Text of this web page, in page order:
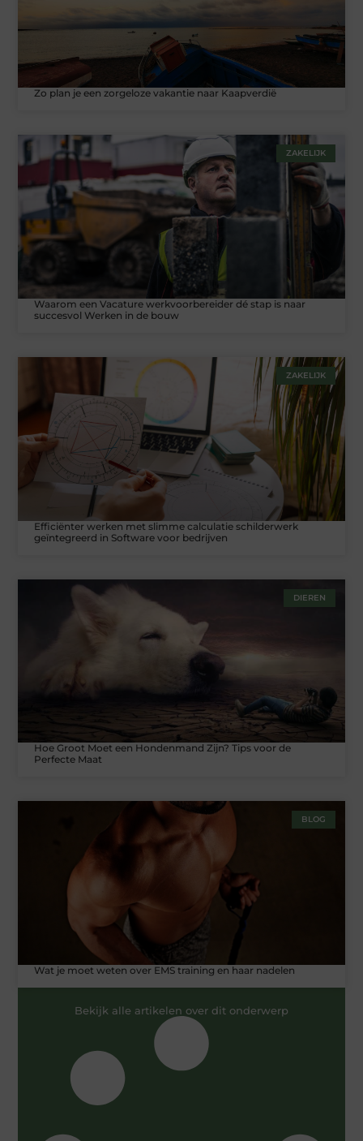
Zo plan je een zorgeloze vakantie naar Kaapverdië
ZAKELIJK
Waarom een Vacature werkvoorbereider dé stap is naar
succesvol Werken in de bouw
ZAKELIJK
Efficiënter werken met slimme calculatie schilderwerk
geïntegreerd in Software voor bedrijven
DIEREN
Hoe Groot Moet een Hondenmand Zijn? Tips voor de
Perfecte Maat
BLOG
Wat je moet weten over EMS training en haar nadelen
Bekijk alle artikelen over dit onderwerp